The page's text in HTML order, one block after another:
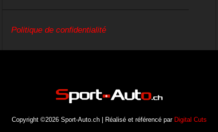
Politique de confidentialité
Copyright ©2026 Sport-Auto.ch | Réalisé et référencé par Digital Cuts